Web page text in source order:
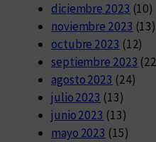
diciembre 2023 (10)
noviembre 2023 (13)
octubre 2023 (12)
septiembre 2023
agosto 2023 (24)
julio 2023 (13)
junio 2023 (13)
mayo 2023 (15)